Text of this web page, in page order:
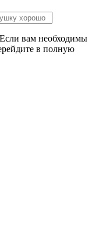
вам необходимы
в полную